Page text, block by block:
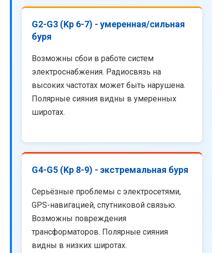
G2-G3 (Kp 6-7) - умеренная/сильная
буря
Возможны сбои в работе систем
электроснабжения. Радиосвязь на
высоких частотах может быть нарушена.
Полярные сияния видны в умеренных
широтах.
G4-G5 (Kp 8-9) - экстремальная буря
Серьёзные проблемы с электросетями,
GPS-навигацией, спутниковой связью.
Возможны повреждения
трансформаторов. Полярные сияния
видны в низких широтах.